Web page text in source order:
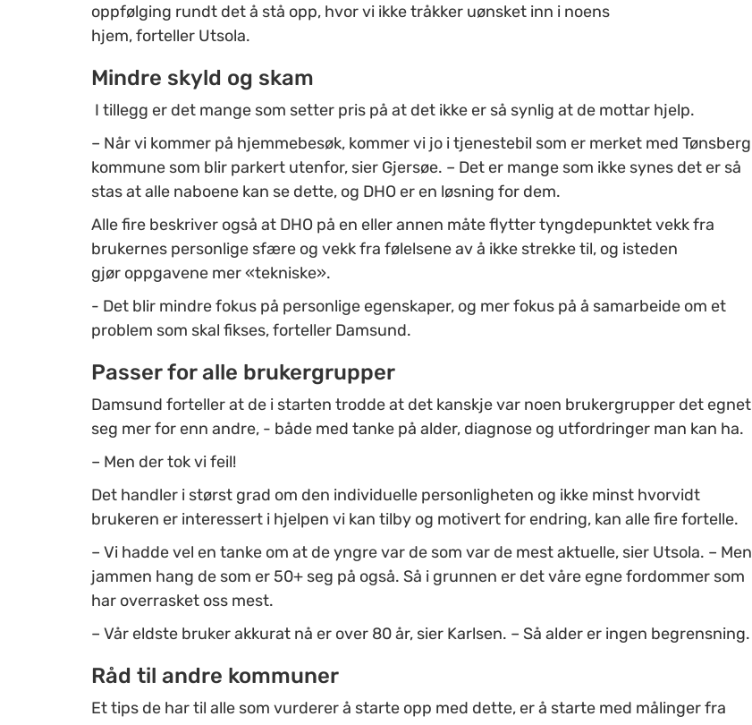
oppfølging rundt det å stå opp, hvor vi ikke tråkker uønsket inn i noens
hjem, forteller Utsola.
Mindre skyld og skam
I tillegg er det mange som setter pris på at det ikke er så synlig at de mottar hjelp.
– Når vi kommer på hjemmebesøk, kommer vi jo i tjenestebil som er merket med Tønsberg
kommune som blir parkert utenfor, sier Gjersøe. – Det er mange som ikke synes det er så
stas at alle naboene kan se dette, og DHO er en løsning for dem.
Alle fire beskriver også at DHO på en eller annen måte flytter tyngdepunktet vekk fra
brukernes personlige sfære og vekk fra følelsene av å ikke strekke til, og isteden
gjør oppgavene mer «tekniske».
- Det blir mindre fokus på personlige egenskaper, og mer fokus på å samarbeide om et
problem som skal fikses, forteller Damsund.
Passer for alle brukergrupper
Damsund forteller at de i starten trodde at det kanskje var noen brukergrupper det egnet
seg mer for enn andre, - både med tanke på alder, diagnose og utfordringer man kan ha.
– Men der tok vi feil!
Det handler i størst grad om den individuelle personligheten og ikke minst hvorvidt
brukeren er interessert i hjelpen vi kan tilby og motivert for endring, kan alle fire fortelle.
– Vi hadde vel en tanke om at de yngre var de som var de mest aktuelle, sier Utsola. – Men
jammen hang de som er 50+ seg på også. Så i grunnen er det våre egne fordommer som
har overrasket oss mest.
– Vår eldste bruker akkurat nå er over 80 år, sier Karlsen. – Så alder er ingen begrensning.
Råd til andre kommuner
Et tips de har til alle som vurderer å starte opp med dette, er å starte med målinger fra